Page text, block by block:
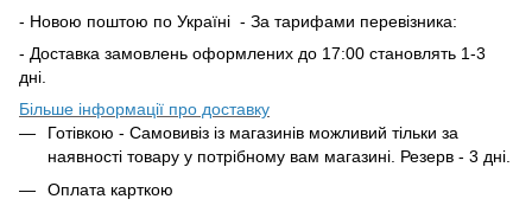
- Новою поштою по Україні - За тарифами перевізника:
- Доставка замовлень оформлених до 17:00 становлять 1-3
дні.
Більше інформації про доставку
Готівкою - Самовивіз із магазинів можливий тільки за
наявності товару у потрібному вам магазині. Резерв - 3 дні.
Оплата карткою